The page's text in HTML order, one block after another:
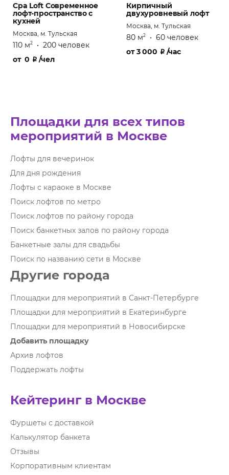
Cpa Loft Современное
лофт-пространство с
кухней
Москва, м. Тульская
110 м2 • 200 человек
от0 ₽ /чел
Кирпичный
двухуровневый лофт
Москва, м. Тульская
80 м2 • 60 человек
от3 000 ₽ /час
Площадки для всех типов
мероприятий в Москве
Лофты для вечеринок
Для дня рождения
Лофты с караоке в Москве
Поиск лофтов по метро
Поиск лофтов по району города
Поиск банкетных залов по району города
Банкетные залы для свадьбы
Поиск по названию сети в Москве
Другие города
Площадки для мероприятий в Санкт-Петербурге
Площадки для мероприятий в Екатеринбурге
Площадки для мероприятий в Новосибирске
Добавить площадку
Архив лофтов
Поддержать лофты
Кейтеринг в Москве
Фуршеты с доставкой
Калькулятор банкета
Отзывы
Корпоративным клиентам